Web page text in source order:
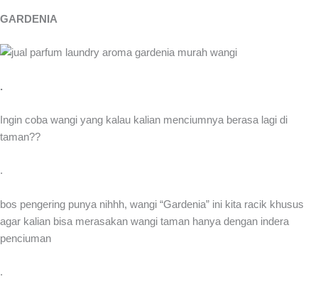
GARDENIA
.
Ingin coba wangi yang kalau kalian menciumnya berasa lagi di
taman??
.
bos pengering punya nihhh, wangi “Gardenia” ini kita racik khusus
agar kalian bisa merasakan wangi taman hanya dengan indera
penciuman
.